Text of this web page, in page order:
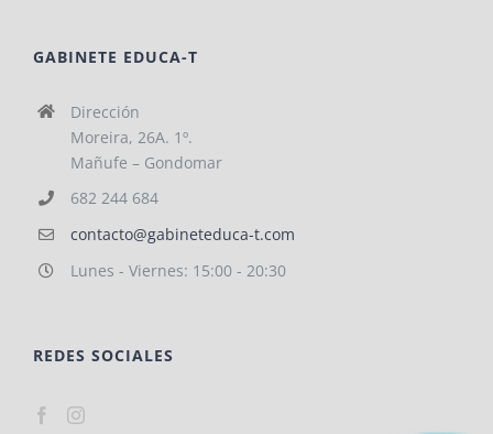
GABINETE EDUCA-T
Dirección
Moreira, 26A. 1º.
Mañufe – Gondomar
682 244 684
contacto@gabineteduca-t.com
Lunes - Viernes: 15:00 - 20:30
REDES SOCIALES